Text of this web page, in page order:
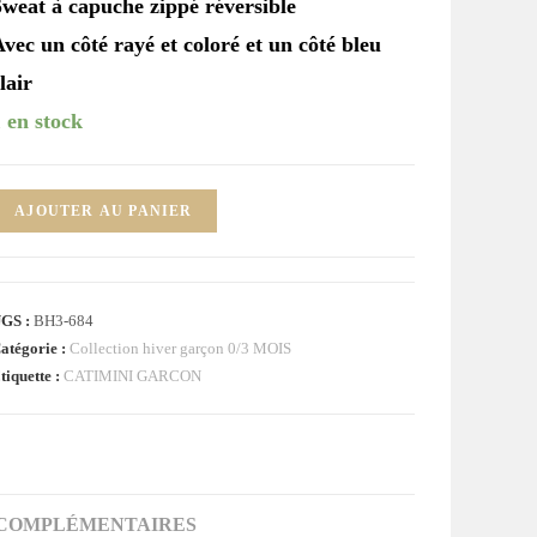
à capuche zippé réversible
un côté rayé et coloré et un côté bleu
en stock
AJOUTER AU PANIER
:BH3-684
:Collection hiver garçon 0/3 MOIS
:CATIMINI GARCON